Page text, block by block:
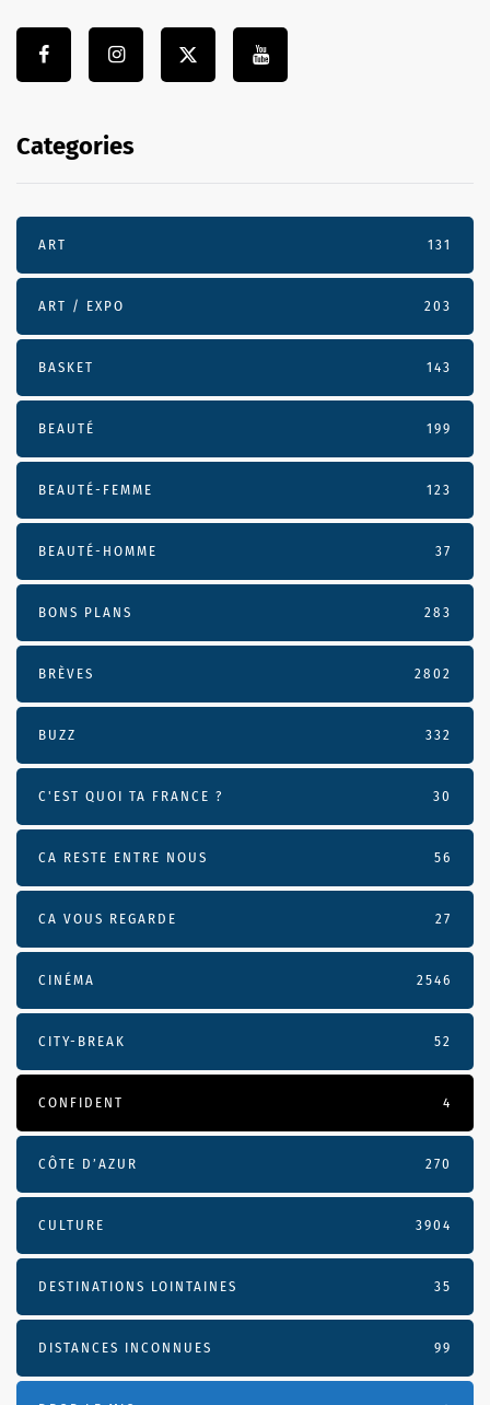
Categories
ART 131
ART / EXPO 203
BASKET 143
BEAUTÉ 199
BEAUTÉ-FEMME 123
BEAUTÉ-HOMME 37
BONS PLANS 283
BRÈVES 2802
BUZZ 332
C'EST QUOI TA FRANCE ? 30
CA RESTE ENTRE NOUS 56
CA VOUS REGARDE 27
CINÉMA 2546
CITY-BREAK 52
CONFIDENT 4
CÔTE D’AZUR 270
CULTURE 3904
DESTINATIONS LOINTAINES 35
DISTANCES INCONNUES 99